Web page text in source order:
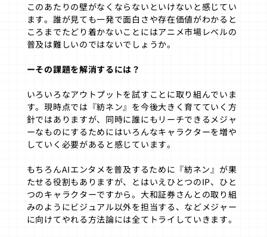
このあたりの壁がなくならないといけないと感じてい
ます。誰が見ても一発で面白さや存在価値がわかると
ころまでたどり着かないことにはアニメ市場レベルの
普及は難しいのではないでしょうか。
ーその課題を解消するには？
いろいろなアウトプットを試すことに取り組んでいま
す。現時点では『紡ネン』を今後大きく育てていく方
針ではありますが、同時に誰にもリーチできるメジャ
ーなものにするためにはいろんなキャラクターを増や
していく必要があると感じています。
もちろんAIエンタメを普及するために『紡ネン』が果
たせる役割もありますが、とはいえひとつのIP、ひと
つのキャラクターですから。大和証券さんとの取り組
みのようにビジュアル以外を担当する、などメジャー
に向けてやれる方法論には全てトライしていきます。